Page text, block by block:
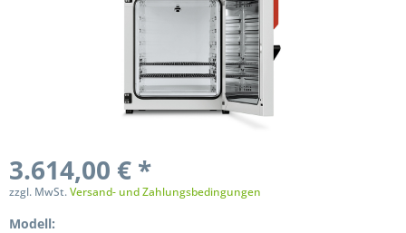
3.614,00 € *
zzgl. MwSt.Versand- und Zahlungsbedingungen
Modell: